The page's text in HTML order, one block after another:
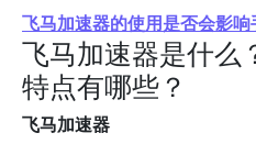
飞马加速器的使用是否会影响
飞马加速器是什么
特点有哪些？
飞马加速器